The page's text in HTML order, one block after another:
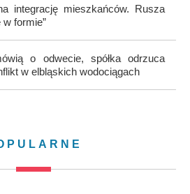
integrację mieszkańców. Rusza
w formie”
o odwecie, spółka odrzuca
w elbląskich wodociągach